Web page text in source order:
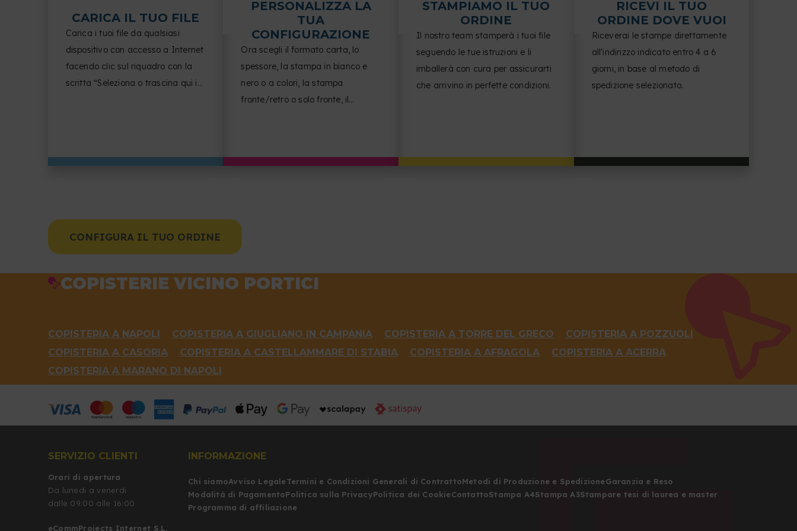
CARICA IL TUO FILE
Carica i tuoi file da qualsiasi
dispositivo con accesso a Internet
facendo clic sul riquadro con la
scritta “Seleziona o trascina qui i
PERSONALIZZA LA
TUA
CONFIGURAZIONE
Ora scegli il formato carta, lo
spessore, la stampa in bianco e
nero o a colori, la stampa
fronte/retro o solo fronte, il
STAMPIAMO IL TUO
ORDINE
Il nostro team stamperà i tuoi file
seguendo le tue istruzioni e li
imballerà con cura per assicurarti
che arrivino in perfette condizioni.
RICEVI IL TUO
ORDINE DOVE VUOI
Riceverai le stampe direttamente
all'indirizzo indicato entro 4 a 6
giorni, in base al metodo di
spedizione selezionato.
CONFIGURA IL TUO ORDINE
COPISTERIE VICINO PORTICI
COPISTERIA A NAPOLI COPISTERIA A GIUGLIANO IN CAMPANIA COPISTERIA A TORRE DEL GRECO
COPISTERIA A POZZUOLI
COPISTERIA A CASORIA
COPISTERIA A CASTELLAMMARE DI STABIA COPISTERIA A AFRAGOLA
COPISTERIA A ACERRA
COPISTERIA A MARANO DI NAPOLI
SERVIZIO CLIENTI
Orari di apertura
Da lunedi a venerdi
dalle 09:00 alle 16:00
eCommProjects Internet S.L.
INFORMAZIONE
Chi siamoAvviso LegaleTermini e Condizioni Generali di ContrattoMetodi di Produzione e SpedizioneGaranzia e Reso
Modalità di PagamentoPolitica sulla PrivacyPolitica dei CookieContattoStampa A4Stampa A3Stampare tesi di laurea e master
Programma di affiliazione